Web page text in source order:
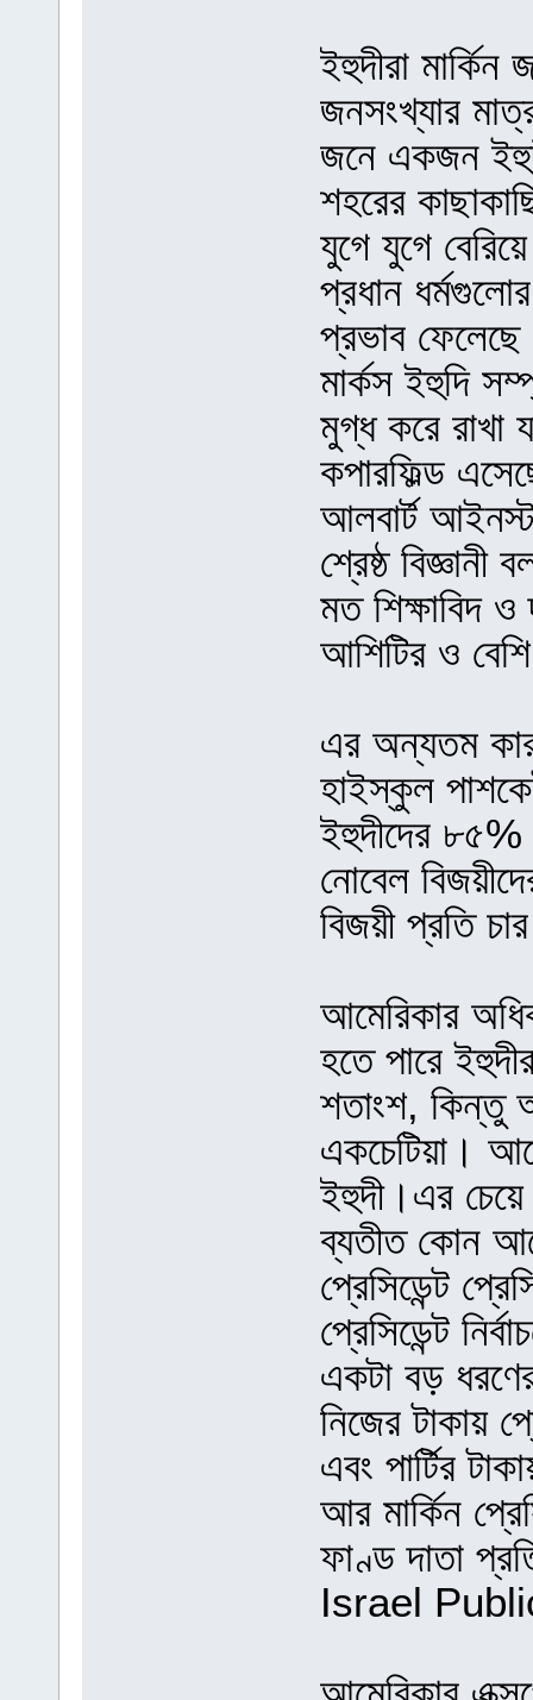
ইহুদীরা
জনসংখ্যার
জনে একজন
শহরের
যুগে যুগে
প্রধান
প্রভাব ফেলেছে
মার্কস ইহুদি
মুগ্ধ করে রাখা
কপারফিল্ড
আলবার্ট
শ্রেষ্ঠ
মত শিক্ষাবিদ ও
আশিটির ও
এর অন্যতম
হাইস্কুল
ইহুদীদের ৮৫%
নোবেল
বিজয়ী প্রতি
আমেরিকার
হতে পারে
শতাংশ, কিন্তু
একচেটিয়া।
ইহুদী।এর
ব্যতীত কোন
প্রেসিডেন্ট
প্রেসিডেন্ট
একটা বড়
নিজের টাকায়
এবং পার্টির
আর মার্কিন
ফাণ্ড দাতা
Israel